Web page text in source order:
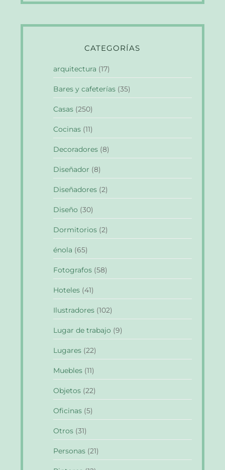
CATEGORÍAS
arquitectura (17)
Bares y cafeterías (35)
Casas (250)
Cocinas (11)
Decoradores (8)
Diseñador (8)
Diseñadores (2)
Diseño (30)
Dormitorios (2)
énola (65)
Fotografos (58)
Hoteles (41)
Ilustradores (102)
Lugar de trabajo (9)
Lugares (22)
Muebles (11)
Objetos (22)
Oficinas (5)
Otros (31)
Personas (21)